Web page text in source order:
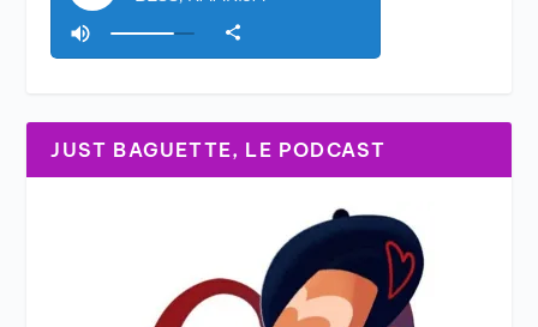
JUST BAGUETTE, LE PODCAST